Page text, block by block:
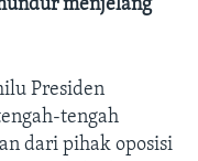
menjelang
Presiden
tengah
dari pihak oposisi